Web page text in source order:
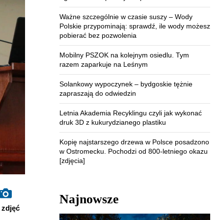
zdjęć
Ważne szczególnie w czasie suszy – Wody
Polskie przypominają: sprawdź, ile wody możesz
pobierać bez pozwolenia
Mobilny PSZOK na kolejnym osiedlu. Tym
razem zaparkuje na Leśnym
Solankowy wypoczynek – bydgoskie tężnie
zapraszają do odwiedzin
Letnia Akademia Recyklingu czyli jak wykonać
druk 3D z kukurydzianego plastiku
Kopię najstarszego drzewa w Polsce posadzono
w Ostromecku. Pochodzi od 800-letniego okazu
[zdjęcia]
Najnowsze